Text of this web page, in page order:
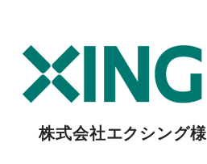
株式会社エクシング様